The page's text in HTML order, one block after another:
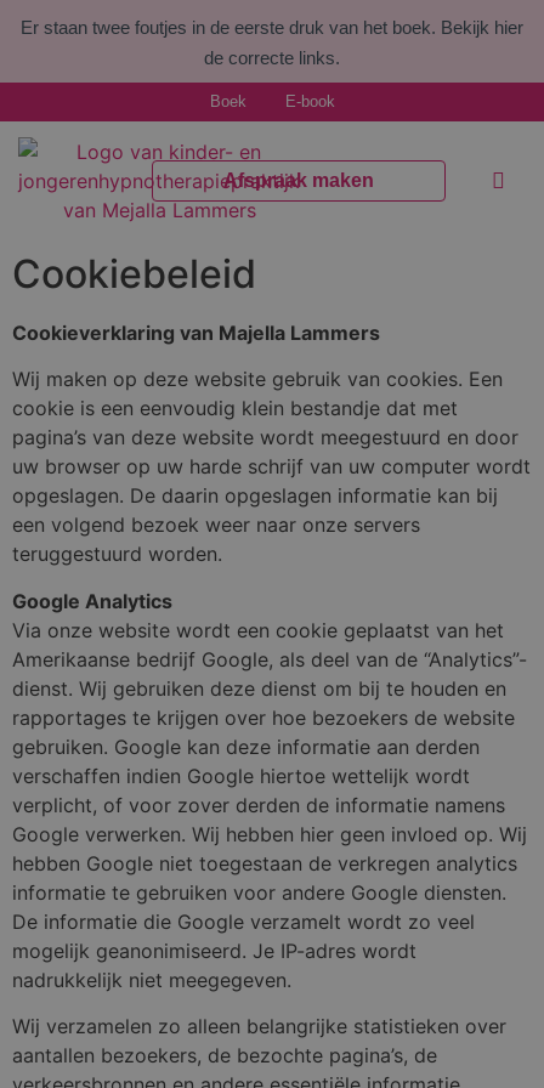
Er staan twee foutjes in de eerste druk van het boek. Bekijk hier
de correcte links.
Boek E-book
Afspraak maken
Cookiebeleid
Cookieverklaring van Majella Lammers
Wij maken op deze website gebruik van cookies. Een
cookie is een eenvoudig klein bestandje dat met
pagina’s van deze website wordt meegestuurd en door
uw browser op uw harde schrijf van uw computer wordt
opgeslagen. De daarin opgeslagen informatie kan bij
een volgend bezoek weer naar onze servers
teruggestuurd worden.
Google Analytics
Via onze website wordt een cookie geplaatst van het
Amerikaanse bedrijf Google, als deel van de “Analytics”-
dienst. Wij gebruiken deze dienst om bij te houden en
rapportages te krijgen over hoe bezoekers de website
gebruiken. Google kan deze informatie aan derden
verschaffen indien Google hiertoe wettelijk wordt
verplicht, of voor zover derden de informatie namens
Google verwerken. Wij hebben hier geen invloed op. Wij
hebben Google niet toegestaan de verkregen analytics
informatie te gebruiken voor andere Google diensten.
De informatie die Google verzamelt wordt zo veel
mogelijk geanonimiseerd. Je IP-adres wordt
nadrukkelijk niet meegegeven.
Wij verzamelen zo alleen belangrijke statistieken over
aantallen bezoekers, de bezochte pagina’s, de